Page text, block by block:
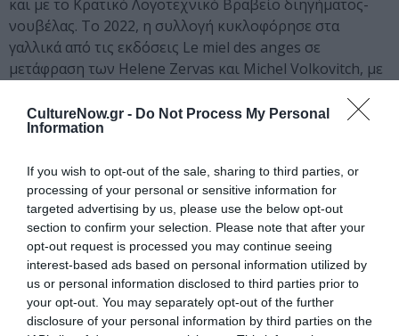
CultureNow.gr - Do Not Process My Personal
Information
If you wish to opt-out of the sale, sharing to third parties, or
processing of your personal or sensitive information for
targeted advertising by us, please use the below opt-out
section to confirm your selection. Please note that after your
opt-out request is processed you may continue seeing
interest-based ads based on personal information utilized by
us or personal information disclosed to third parties prior to
your opt-out. You may separately opt-out of the further
disclosure of your personal information by third parties on the
και με το Κρατικό Λογοτεχνικό Βραβείο διηγήματος-
νουβέλας. Το 2022, η συλλογή κυκλοφόρησε στα
γαλλικά από τις εκδόσεις Le miel des anges σε
μετάφραση των Helene Zervas και Michel Volkovitch, με
Στο εξώφυλλο: Ο Γ. Α. στα γυρίσματα της ταινίας Une vieille
(σκηνοθεσία-σενάριο: Κατρίν Μπρεγιά). Εικόνα από το A
crime (Ένοχο μυστικό), Γαλλία, ΗΠΑ, 2006 (σκηνοθεσία:
Μανουέλ Πραντάλ· φωτογραφία: Γιώργος Αρβανίτης)
Ταυτότητα
Πληροφορίες έκδοσης:Εκδόσεις Πατάκη, Σελίδες: 400,
Τιμή: 22,00€, ISBN: 9786180704198